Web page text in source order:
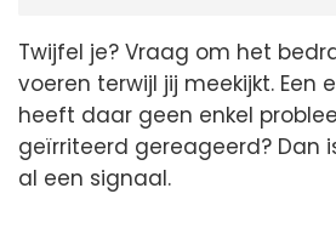
Twijfel je? Vraag om het
voeren terwijl jij meekijkt. Een
heeft daar geen enkel
geïrriteerd gereageerd? Dan
al een signaal.